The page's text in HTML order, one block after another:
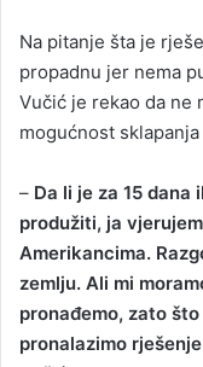
Na pitanje šta je
propadnu jer nema
Vučić je rekao da ne
mogućnost
– Da li je za 15 dana
produžiti, ja
Amerikancima.
zemlju. Ali mi
pronađemo, zato
pronalazimo